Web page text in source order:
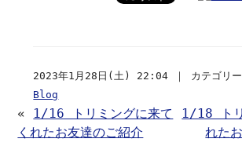
2023年1月28日(土) 22:04 ｜ カテゴリー
Blog
« 1/16 トリミングに来て
くれたお友達のご紹介
1/18 トリ
れた